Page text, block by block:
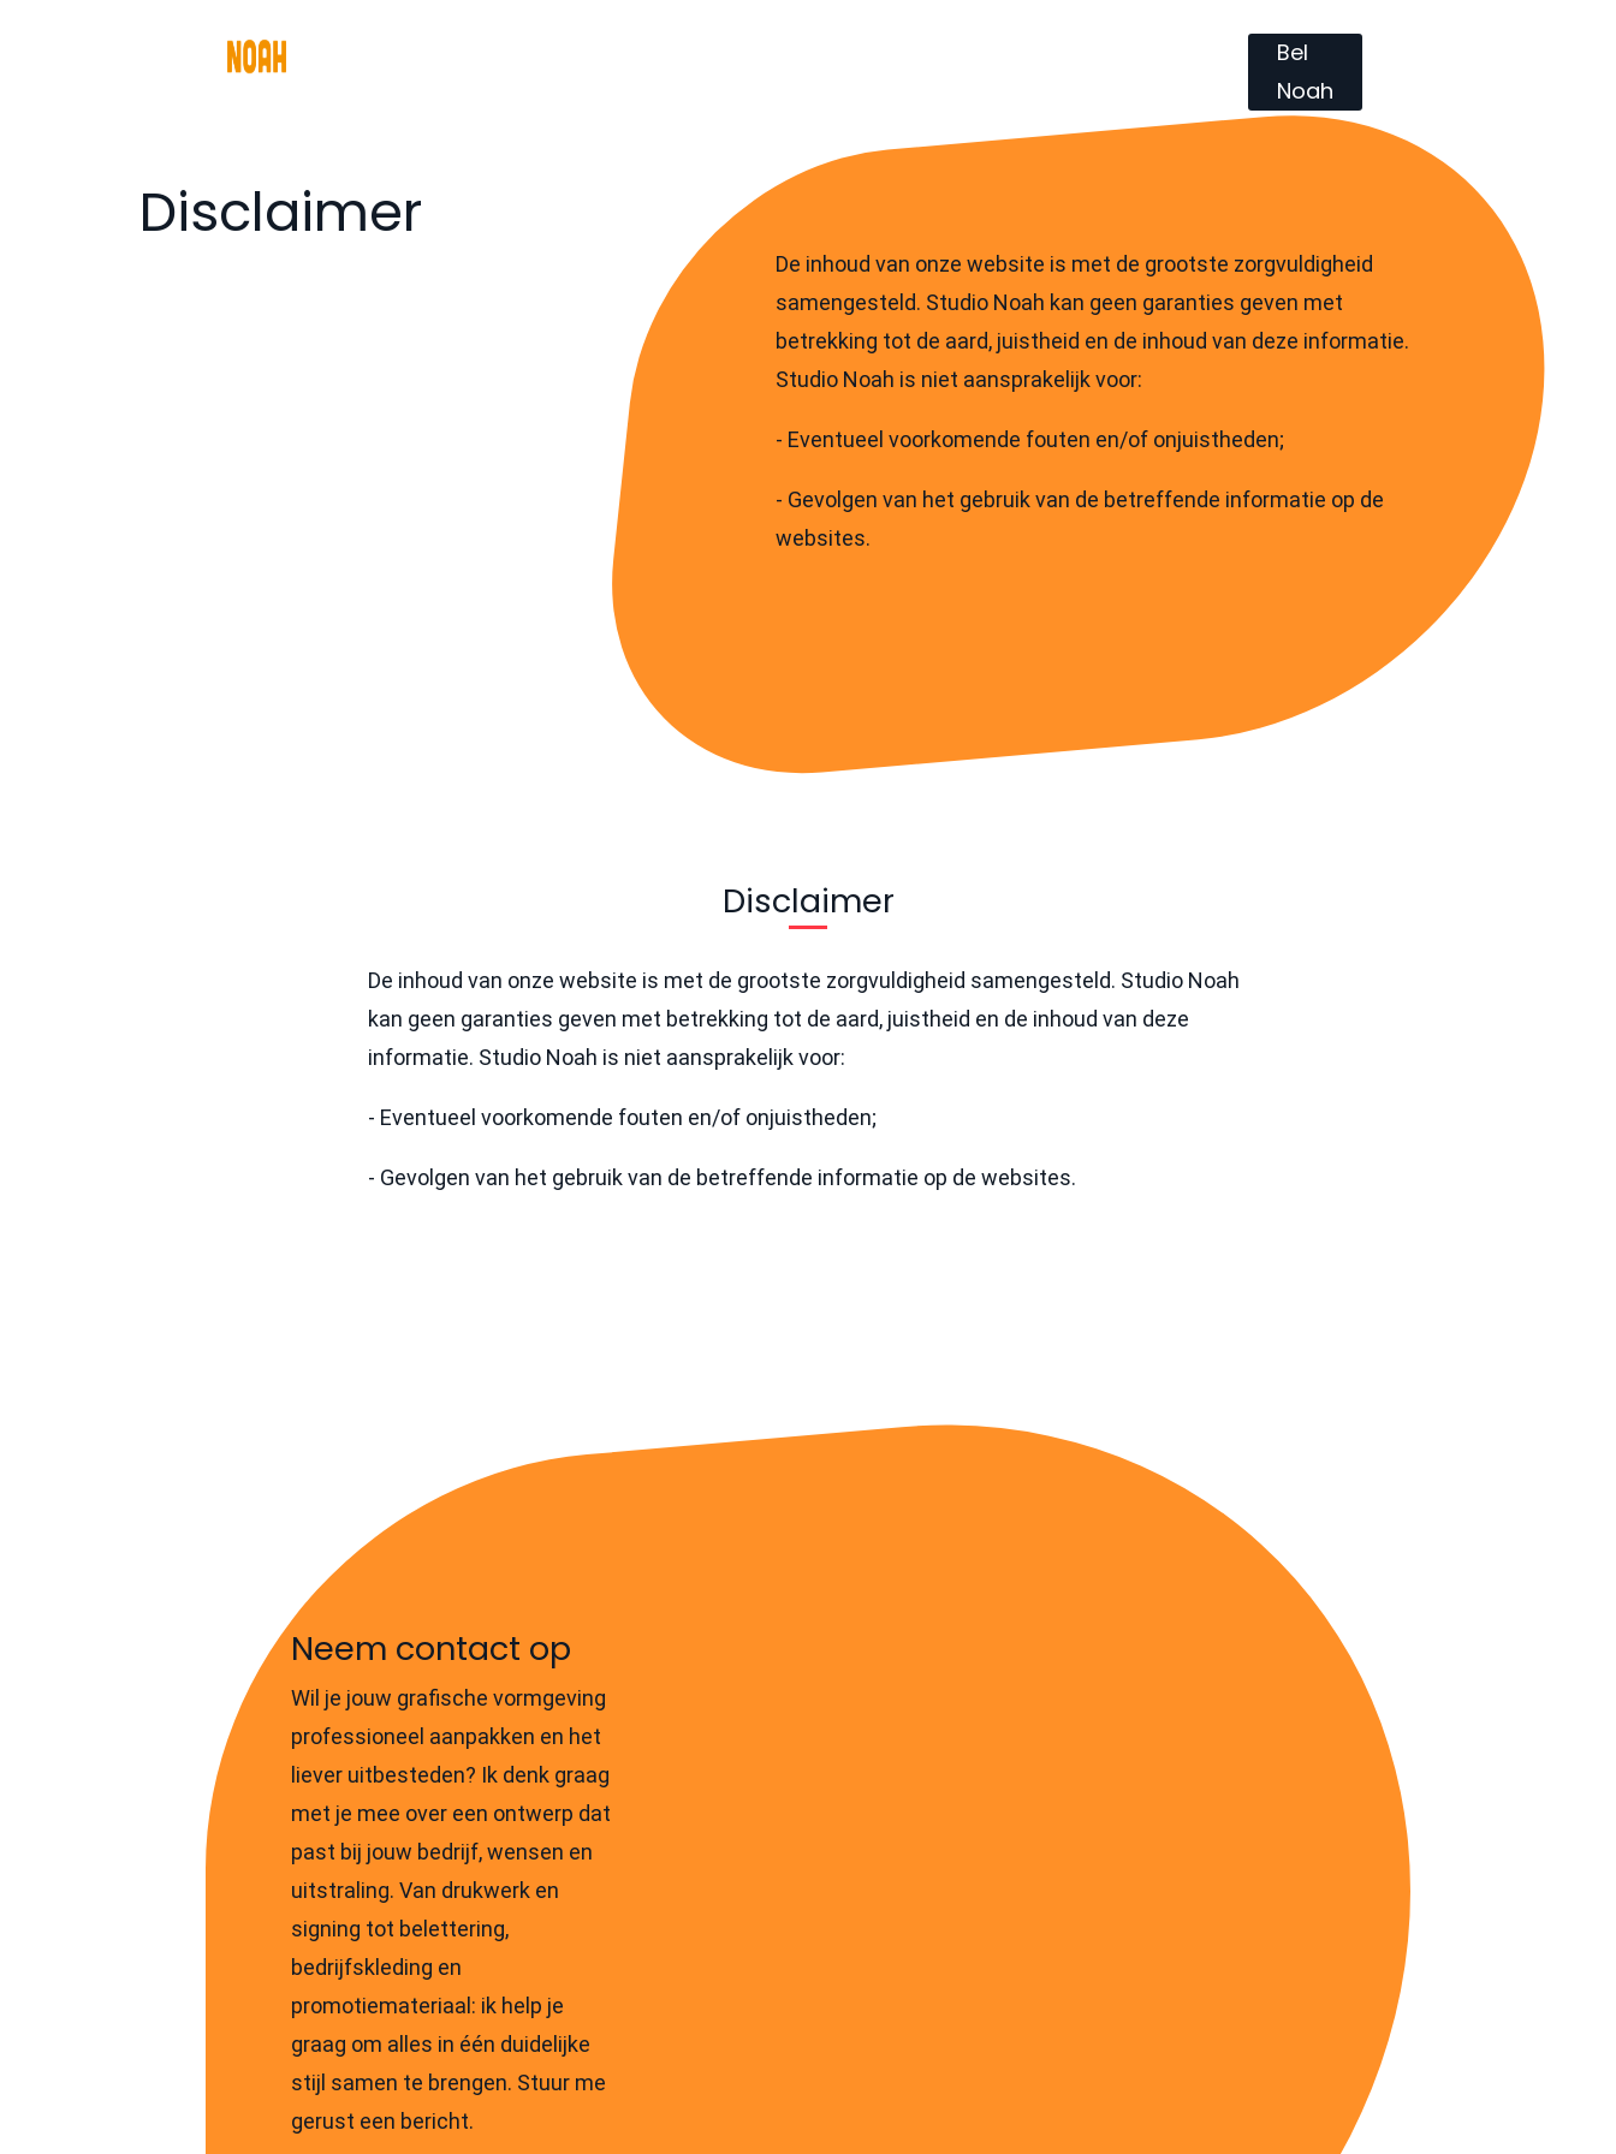
Bel
Noah
Disclaimer
De inhoud van onze website is met de grootste zorgvuldigheid
samengesteld. Studio Noah kan geen garanties geven met
betrekking tot de aard, juistheid en de inhoud van deze informatie.
Studio Noah is niet aansprakelijk voor:
- Eventueel voorkomende fouten en/of onjuistheden;
- Gevolgen van het gebruik van de betreffende informatie op de
websites.
Disclaimer
De inhoud van onze website is met de grootste zorgvuldigheid samengesteld. Studio Noah
kan geen garanties geven met betrekking tot de aard, juistheid en de inhoud van deze
informatie. Studio Noah is niet aansprakelijk voor:
- Eventueel voorkomende fouten en/of onjuistheden;
- Gevolgen van het gebruik van de betreffende informatie op de websites.
Neem contact op
Wil je jouw grafische vormgeving
professioneel aanpakken en het
liever uitbesteden? Ik denk graag
met je mee over een ontwerp dat
past bij jouw bedrijf, wensen en
uitstraling. Van drukwerk en
signing tot belettering,
bedrijfskleding en
promotiemateriaal: ik help je
graag om alles in één duidelijke
stijl samen te brengen. Stuur me
gerust een bericht.